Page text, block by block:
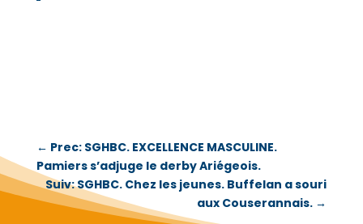
← Prec: SGHBC. EXCELLENCE MASCULINE.
Pamiers s’adjuge le derby Ariégeois.
Suiv: SGHBC. Chez les jeunes. Buffelan a souri
aux Couserannais. →